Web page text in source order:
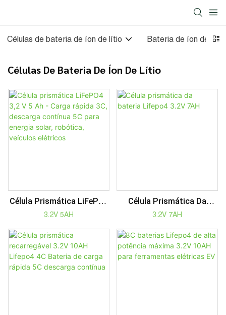
Células de bateria de íon de lítio Bateria de íon de lítio
Células De Bateria De Íon De Lítio
Célula Prismática LiFePO4
3,2 V 5 Ah - Carga Rápida
Para Energia Solar,
Robótica, Veículos
Elétricos
3.2V 5AH
Célula Prismática Da
Bateria Lifepo4 3.2V 7AH
3.2V 7AH